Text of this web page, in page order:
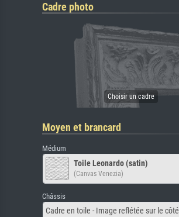
Cadre photo
Moyen et brancard
Médium
Toile Leonardo (satin)
(Canvas Venezia)
Châssis
Cadre en toile - Image reflétée sur le côté